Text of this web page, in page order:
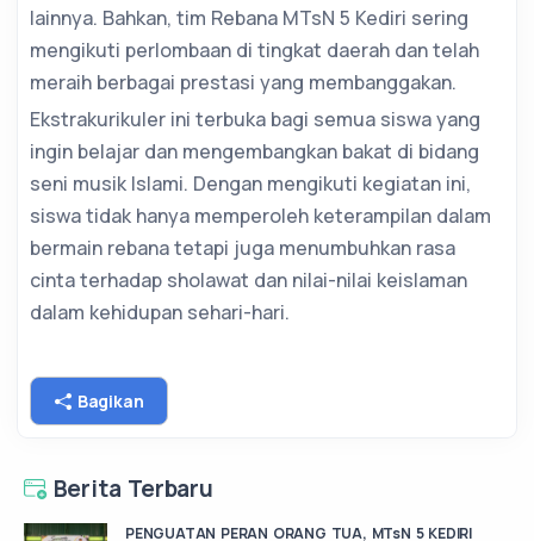
lainnya. Bahkan, tim Rebana MTsN 5 Kediri sering
mengikuti perlombaan di tingkat daerah dan telah
meraih berbagai prestasi yang membanggakan.
Ekstrakurikuler ini terbuka bagi semua siswa yang
ingin belajar dan mengembangkan bakat di bidang
seni musik Islami. Dengan mengikuti kegiatan ini,
siswa tidak hanya memperoleh keterampilan dalam
bermain rebana tetapi juga menumbuhkan rasa
cinta terhadap sholawat dan nilai-nilai keislaman
dalam kehidupan sehari-hari.
Bagikan
Berita Terbaru
PENGUATAN PERAN ORANG TUA, MTsN 5 KEDIRI